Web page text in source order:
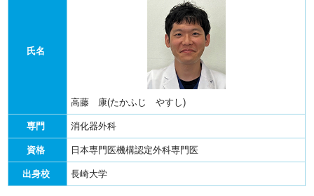
氏名
高藤 康(たかふじ やすし)
専門 消化器外科
資格 日本専門医機構認定外科専門医
出身校 長崎大学